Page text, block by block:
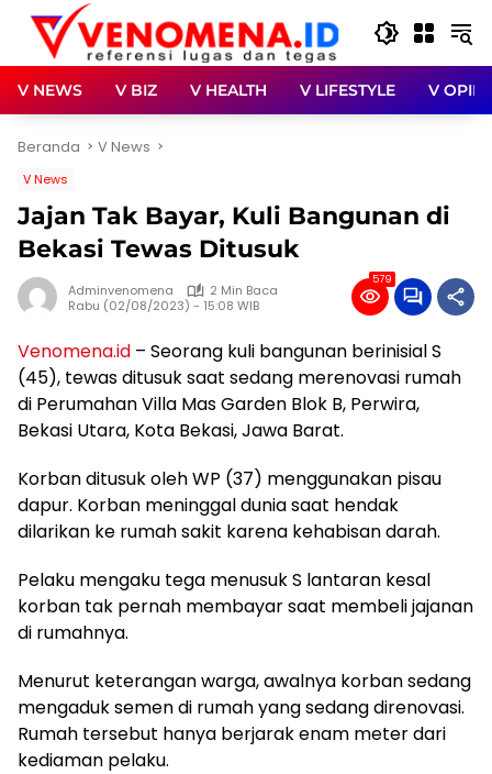
Langsung
konten
V NEWS V BIZ V HEALTH V LIFESTYLE V OPINI
Beranda V News
V News
Jajan Tak Bayar, Kuli Bangunan di
Bekasi Tewas Ditusuk
Adminvenomena
2 Min Baca
Rabu (02/08/2023) - 15:08 WIB
579
Venomena.id – Seorang kuli bangunan berinisial S
(45), tewas ditusuk saat sedang merenovasi rumah
di Perumahan Villa Mas Garden Blok B, Perwira,
Bekasi Utara, Kota Bekasi, Jawa Barat.
Korban ditusuk oleh WP (37) menggunakan pisau
dapur. Korban meninggal dunia saat hendak
dilarikan ke rumah sakit karena kehabisan darah.
Pelaku mengaku tega menusuk S lantaran kesal
korban tak pernah membayar saat membeli jajanan
di rumahnya.
Menurut keterangan warga, awalnya korban sedang
mengaduk semen di rumah yang sedang direnovasi.
Rumah tersebut hanya berjarak enam meter dari
kediaman pelaku.